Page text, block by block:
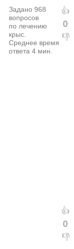
Задано 968
вопросов
по лечению
крыс.
Среднее время
ответа 4 мин.
👍
0
👎
👍
0
👎